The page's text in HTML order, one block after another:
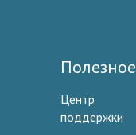
Полезное
Центр
поддержки